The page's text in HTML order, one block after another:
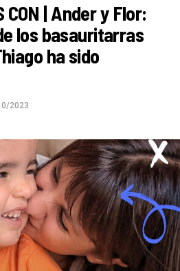
CON | Ander y Flor:
los basauritarras
ha sido
2023